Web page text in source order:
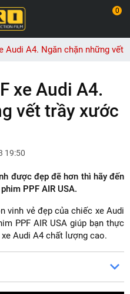
0
Audi A4. Ngăn chặn những vết
xe Audi A4.
vết trầy xước
19:50
được đẹp đẽ hơn thì hãy đến
PPF AIR USA.
vinh vẻ đẹp của chiếc xe Audi
PPF AIR USA giúp bạn thực
Audi A4 chất lượng cao.